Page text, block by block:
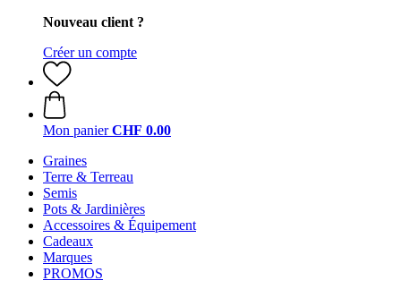
Nouveau client ?
Créer un compte
Mon panier CHF 0.00
Graines
Terre & Terreau
Semis
Pots & Jardinières
Accessoires & Équipement
Cadeaux
Marques
PROMOS